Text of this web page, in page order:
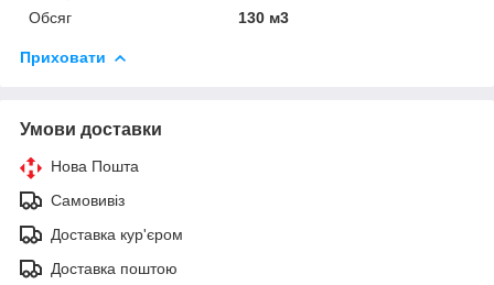
Обсяг
130 м3
Приховати
Умови доставки
Нова Пошта
Самовивіз
Доставка кур'єром
Доставка поштою